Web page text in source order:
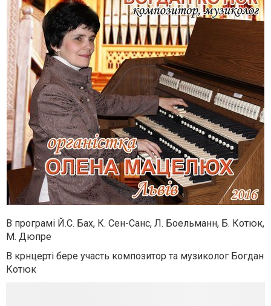
В програмі Й.С. Бах, К. Сен-Санс, Л. Боельманн, Б. Котюк,
М. Дюпре
В крнцерті бере участь композитор та музиколог Богдан
Котюк